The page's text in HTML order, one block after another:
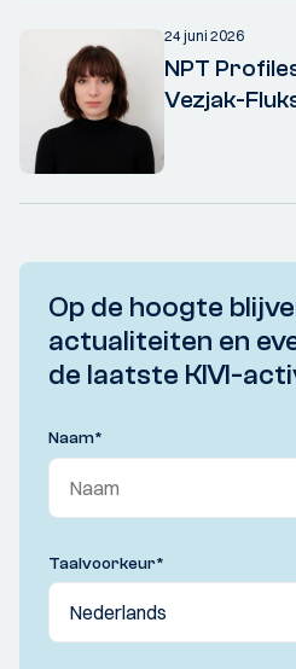
24 juni 2026
NPT
Vezjak-
Op de hoogte
actualiteiten en
de laatste KIVI-
Naam*
Taalvoorkeur*